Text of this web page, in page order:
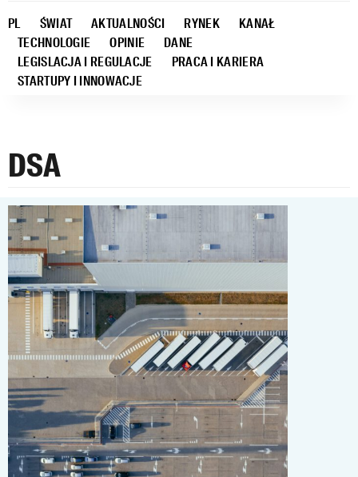
PL ŚWIAT AKTUALNOŚCI RYNEK
KANAŁ
TECHNOLOGIE
OPINIE
DANE
LEGISLACJA I REGULACJE
PRACA I KARIERA
STARTUPY I INNOWACJE
DSA